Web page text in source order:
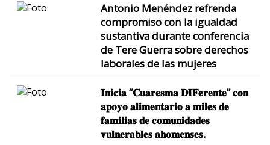
Antonio Menéndez refrenda
compromiso con la igualdad
sustantiva durante conferencia
de Tere Guerra sobre derechos
laborales de las mujeres
𝐈𝐧𝐢𝐜𝐢𝐚 “𝐂𝐮𝐚𝐫𝐞𝐬𝐦𝐚 𝐃𝐈𝐅𝐞𝐫𝐞𝐧𝐭𝐞” 𝐜𝐨𝐧
𝐚𝐩𝐨𝐲𝐨 𝐚𝐥𝐢𝐦𝐞𝐧𝐭𝐚𝐫𝐢𝐨 𝐚 𝐦𝐢𝐥𝐞𝐬 𝐝𝐞
𝐟𝐚𝐦𝐢𝐥𝐢𝐚𝐬 𝐝𝐞 𝐜𝐨𝐦𝐮𝐧𝐢𝐝𝐚𝐝𝐞𝐬
𝐯𝐮𝐥𝐧𝐞𝐫𝐚𝐛𝐥𝐞𝐬 𝐚𝐡𝐨𝐦𝐞𝐧𝐬𝐞𝐬.